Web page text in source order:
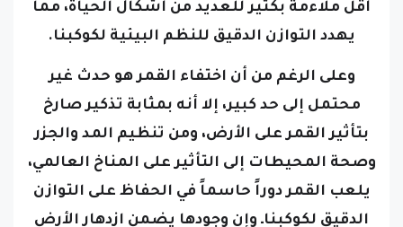
أقل ملاءمة بكثير للعديد من أشكال الحياة، مما
يهدد التوازن الدقيق للنظم البيئية لكوكبنا.
وعلى الرغم من أن اختفاء القمر هو حدث غير
محتمل إلى حد كبير، إلا أنه بمثابة تذكير صارخ
بتأثير القمر على الأرض، ومن تنظيم المد والجزر
وصحة المحيطات إلى التأثير على المناخ العالمي،
يلعب القمر دوراً حاسماً في الحفاظ على التوازن
الدقيق لكوكبناـ وإن وجودها يضمن ازدهار الأرض